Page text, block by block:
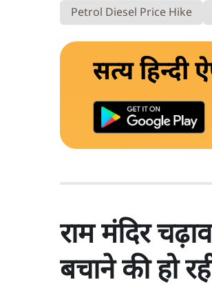
Petrol Diesel Price Hike
सत्य हिन्दी
राम मंदिर
बचाने की हो